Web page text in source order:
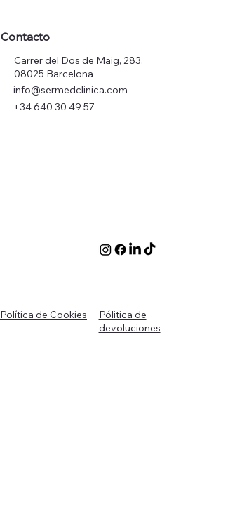
Contacto
Carrer del Dos de Maig, 283,
08025 Barcelona
info@sermedclinica.com
+34 640 30 49 57
Política de Cookies
Pólitica de
devoluciones